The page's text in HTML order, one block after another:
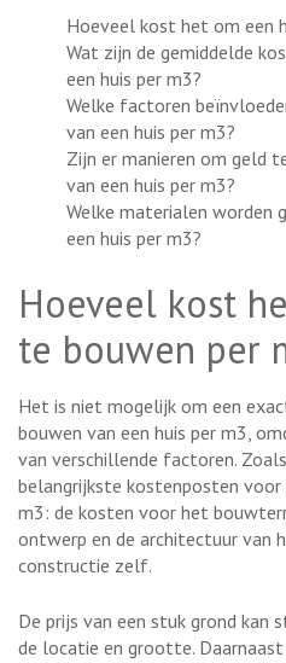
Hoeveel kost het om een
Wat zijn de gemiddelde
een huis per m3?
Welke factoren
van een huis per m3?
Zijn er manieren om geld
van een huis per m3?
Welke materialen worden
een huis per m3?
Hoeveel kost
te bouwen per
Het is niet mogelijk om een
bouwen van een huis per m3,
van verschillende factoren.
belangrijkste kostenposten voor
m3: de kosten voor het
ontwerp en de architectuur van
constructie zelf.
De prijs van een stuk grond kan
de locatie en grootte.